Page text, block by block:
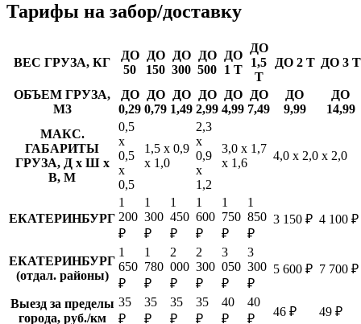
Тарифы на забор/доставку
ВЕС ГРУЗА, КГ
ДО
50
ДО
150
ДО
300
ДО
500
ДО
1 Т
ДО
1,5
Т
ДО 2 Т ДО 3 Т
ОБЪЕМ ГРУЗА,
М3
ДО
0,29
ДО
0,79
ДО
1,49
ДО
2,99
ДО
4,99
ДО
7,49
ДО
9,99
ДО
14,99
МАКС.
ГАБАРИТЫ
ГРУЗА, Д х Ш х
В, М
0,5
х
0,5
х
0,5
1,5 х 0,9
х 1,0
2,3
х
0,9
х
1,2
3,0 х 1,7
х 1,6
4,0 х 2,0 х 2,0
ЕКАТЕРИНБУРГ
1
200
₽
1
300
₽
1
450
₽
1
600
₽
1
750
₽
1
850
₽
3 150 ₽ 4 100 ₽
ЕКАТЕРИНБУРГ
(отдал. районы)
1
650
₽
1
780
₽
2
000
₽
2
300
₽
3
050
₽
3
300
₽
5 600 ₽ 7 700 ₽
Выезд за пределы
города, руб./км
35
₽
35
₽
35
₽
35
₽
40
₽
40
₽
46 ₽ 49 ₽